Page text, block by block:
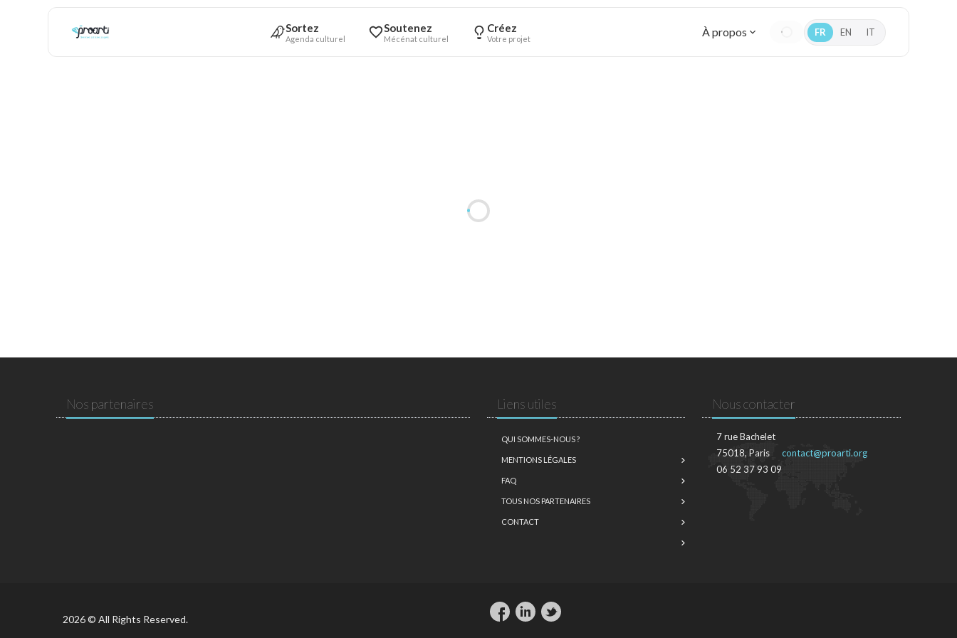
Sortez
Agenda culturel
Soutenez
Mécénat culturel
Créez
Votre projet À propos FR EN IT
Nos partenaires Liens utiles
QUI SOMMES-NOUS ?
MENTIONS LÉGALES
FAQ
TOUS NOS PARTENAIRES
CONTACT
Nous contacter
7 rue Bachelet
75018, Paris
06 52 37 93 09
contact@proarti.org
2026 © All Rights Reserved.